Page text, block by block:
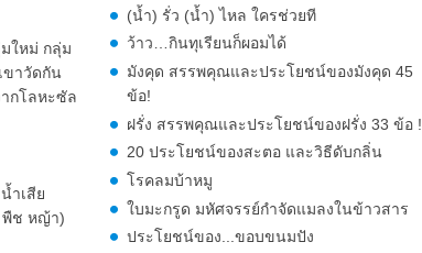
ใหม่ กลุ่ม
ขาวัดกัน
กโลหะซัล
ำเสีย
พืช หญ้า)
(น้ำ) รั่ว (น้ำ) ไหล ใครช่วยที
ว้าว…กินทุเรียนก็ผอมได้
มังคุด สรรพคุณและประโยชน์ของมังคุด 45
ข้อ!
ฝรั่ง สรรพคุณและประโยชน์ของฝรั่ง 33 ข้อ !
20 ประโยชน์ของสะตอ และวิธีดับกลิ่น
โรคลมบ้าหมู
ใบมะกรูด มหัศจรรย์กำจัดแมลงในข้าวสาร
ประโยชน์ของ...ขอบขนมปัง